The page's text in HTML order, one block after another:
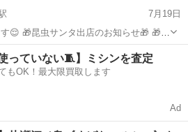
7月19日
🎁 🎁チ
20日(日) 場所: わいわ
カすくい/対面販売 ☘️昆虫くじ/対面販
前駅 地域/お祭り 昆虫
っていない🧵】ミシンを査定
もOK！最大限買取します
Ad